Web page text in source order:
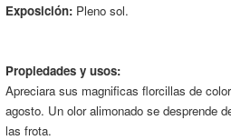
Exposición: Pleno sol.
Propiedades y usos:
Apreciara sus magnificas florcillas de
agosto. Un olor alimonado se desprende
las frota.